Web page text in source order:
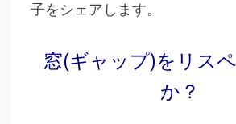
子をシェアします。
窓(ギャップ)をリス
か？